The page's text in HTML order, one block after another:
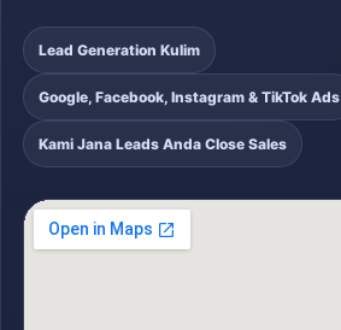
Lead Generation Kulim
Google, Facebook, Instagram & TikTok Ads
Kami Jana Leads Anda Close Sales